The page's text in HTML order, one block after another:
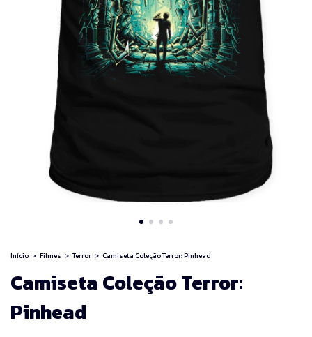
Início > Filmes > Terror > Camiseta Coleção Terror: Pinhead
Camiseta Coleção Terror:
Pinhead